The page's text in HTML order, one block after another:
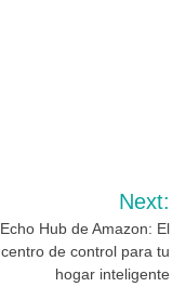
Next:
Echo Hub de Amazon: El
centro de control para tu
hogar inteligente